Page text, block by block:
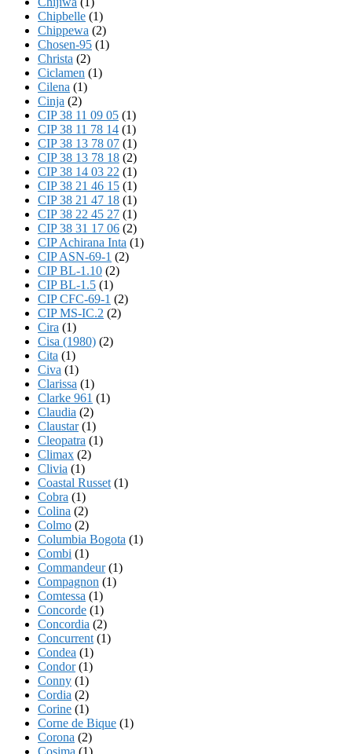
Chipbelle (1)
Chippewa (2)
Chosen-95 (1)
Christa (2)
Ciclamen (1)
Cilena (1)
Cinja (2)
CIP 38 11 09 05 (1)
CIP 38 11 78 14 (1)
CIP 38 13 78 07 (1)
CIP 38 13 78 18 (2)
CIP 38 14 03 22 (1)
CIP 38 21 46 15 (1)
CIP 38 21 47 18 (1)
CIP 38 22 45 27 (1)
CIP 38 31 17 06 (2)
CIP Achirana Inta (1)
CIP ASN-69-1 (2)
CIP BL-1.10 (2)
CIP BL-1.5 (1)
CIP CFC-69-1 (2)
CIP MS-IC.2 (2)
Cira (1)
Cisa (1980) (2)
Cita (1)
Civa (1)
Clarissa (1)
Clarke 961 (1)
Claudia (2)
Claustar(1)
Cleopatra (1)
Climax (2)
Clivia (1)
Coastal Russet (1)
Cobra (1)
Colina (2)
Colmo (2)
Columbia Bogota (1)
Combi (1)
Commandeur(1)
Compagnon (1)
Comtessa (1)
Concorde (1)
Concordia (2)
Concurrent (1)
Condea (1)
Condor(1)
Conny (1)
Cordia (2)
Corine (1)
Corne de Bique (1)
Corona (2)
Cosima (1)